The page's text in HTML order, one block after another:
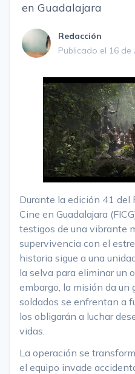
en Guadalajara
Redacción
Publicado el 16 de
Durante la edición 41
Cine en Guadalajara
testigos de una vibrante
supervivencia con el
historia sigue a una
la selva para eliminar un
embargo, la misión da un
soldados se enfrentan a
los obligarán a luchar
vidas.
La operación se
el equipo invade